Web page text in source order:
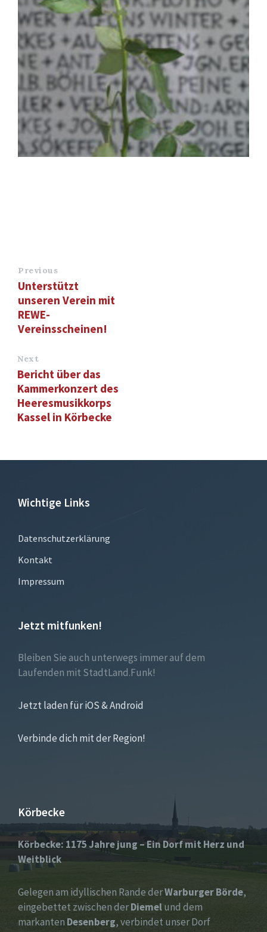
Previous
Unterstützt
unseren Verein mit
REWE-
Vereinsscheinen!
Next
Bericht über das
Kammerkonzert des
Heeresmusikkorps
Kassel in Körbecke
Wichtige Links
Datenschutzerklärung
Kontakt
Impressum
Jetzt mitfunken!
Bleiben Sie auch unterwegs immer auf dem
Laufenden mit StadtLand.Funk!
Jetzt laden für iOS & Android
Verbinde dich mit der Region!
Körbecke
Körbecke: 1175 Jahre jung – Ein Dorf mit Herz und
Weitblick
Gelegen am idyllischen Rande derWarburger Börde,
eingebettet zwischen derDiemelund dem
markanten Desenberg, verbindet unser Dorf